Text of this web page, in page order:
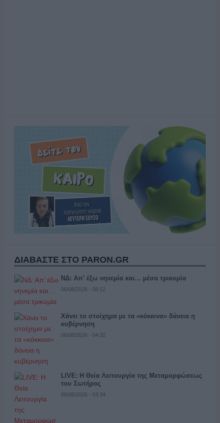
ΔΙΑΒΑΣΤΕ ΣΤΟ PARON.GR
ΝΔ: Απ’ έξω νηνεμία και… μέσα τρικυμία
06/08/2026 - 06:12
Χάνει το στοίχημα με τα «κόκκινα» δάνεια η
κυβέρνηση
06/08/2026 - 04:32
LIVE: Η Θεία Λειτουργία της Μεταμορφώσεως
του Σωτήρος
06/08/2026 - 03:34